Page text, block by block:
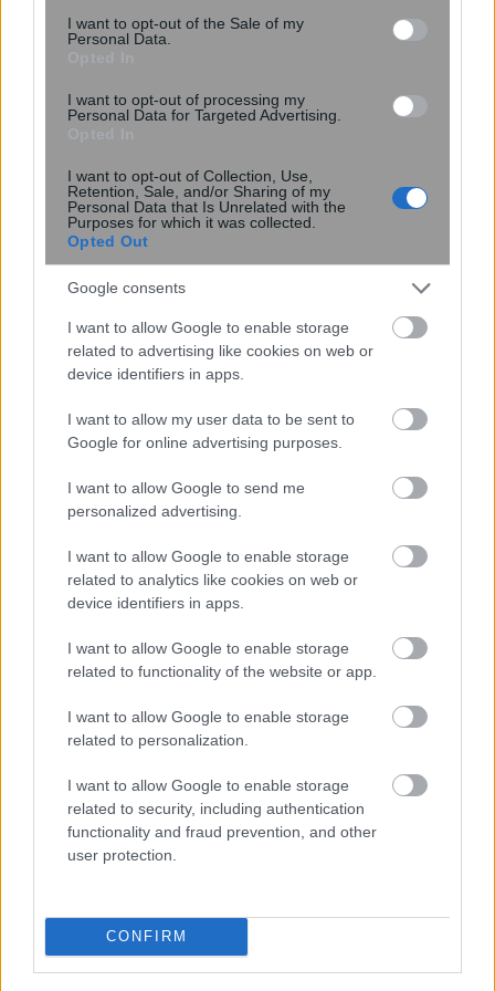
consent section.
I want to opt-out of the Sale of my
Personal Data.
I want to opt-out of processing my
Personal Data for Targeted Advertising.
I want to opt-out of Collection, Use,
Retention, Sale, and/or Sharing of my
Personal Data that Is Unrelated with the
Purposes for which it was collected.
Opted Out
Google consents
I want to allow Google to enable storage
related to advertising like cookies on web or
device identifiers in apps.
I want to allow my user data to be sent to
Google for online advertising purposes.
I want to allow Google to send me
personalized advertising.
I want to allow Google to enable storage
related to analytics like cookies on web or
device identifiers in apps.
I want to allow Google to enable storage
related to functionality of the website or app.
I want to allow Google to enable storage
related to personalization.
I want to allow Google to enable storage
related to security, including authentication
functionality and fraud prevention, and other
user protection.
CONFIRM
ΙΣΑ για έξαρση του ιού του Δυτικού
Νείλου στην Αττική: Ζητά άμεση
εντατικοποίηση των μέτρων κατά των
κουνουπιών
αλλαγή στο πρόγραμμα εφημεριών
του Σισμανογλείου
AI μοντέλο της Meta απέκτησε
πρόσβαση στο διαδίκτυο και